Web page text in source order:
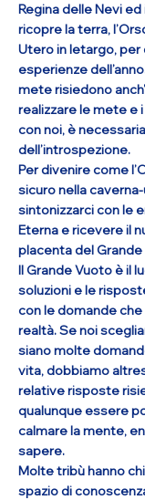
Regina delle Nevi
ricopre la terra,
Utero in letargo, per
esperienze
mete risiedono
realizzare le mete e
con noi, è
dell’introspezione.
Per divenire come
sicuro nella
sintonizzarci con le
Eterna e ricevere il
placenta del
Il Grande Vuoto è il
soluzioni e le
con le domande
realtà. Se noi
siano molte
vita, dobbiamo
relative risposte
qualunque essere
calmare la mente,
sapere.
Molte tribù hanno
spazio di